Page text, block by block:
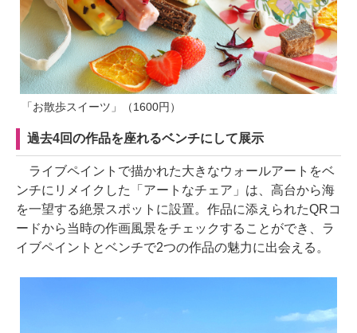
「お散歩スイーツ」（1600円）
過去4回の作品を座れるベンチにして展示
ライブペイントで描かれた大きなウォールアートをベ
ンチにリメイクした「アートなチェア」は、高台から海
を一望する絶景スポットに設置。作品に添えられたQRコ
ードから当時の作画風景をチェックすることができ、ラ
イブペイントとベンチで2つの作品の魅力に出会える。